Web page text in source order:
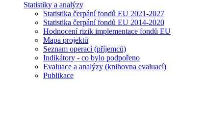
Statistiky a analýzy
Statistika čerpání fondů EU 2021-2027
Statistika čerpání fondů EU 2014-2020
Hodnocení rizik implementace fondů EU
Mapa projektů
Seznam operací (příjemců)
Indikátory - co bylo podpořeno
Evaluace a analýzy (knihovna evaluací)
Publikace